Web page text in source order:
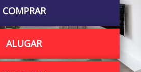
COMPRAR
ALUGAR